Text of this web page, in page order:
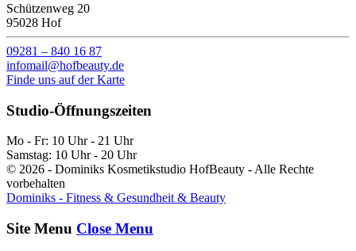
Schützenweg 20
95028 Hof
09281 – 840 16 87
infomail@hofbeauty.de
Finde uns auf der Karte
Studio-Öffnungszeiten
Mo - Fr: 10 Uhr - 21 Uhr
Samstag: 10 Uhr - 20 Uhr
© 2026 - Dominiks Kosmetikstudio HofBeauty - Alle Rechte
vorbehalten
Dominiks - Fitness & Gesundheit & Beauty
Site Menu Close Menu